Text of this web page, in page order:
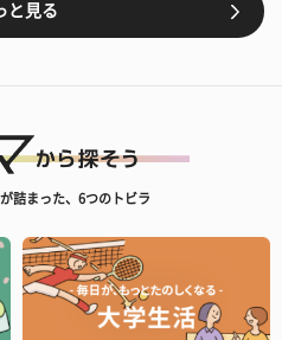
と見る
詰まった、6つのトビラ